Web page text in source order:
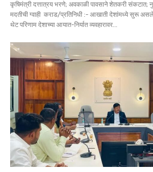
कृषिमंत्री दत्तात्रय भरणे; अवकाळी पावसाने शेतकरी संकटात;
मदतीची ग्वाही कराड/प्रतिनिधी :- आखाती देशांमध्ये सुरू असलेल्या युद्धजन्य परिस्थितीचा
थेट परिणाम देशाच्या आयात-निर्यात व्यवहारावर...